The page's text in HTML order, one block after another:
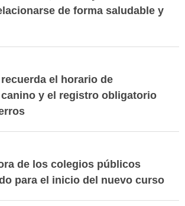
de forma saludable y
el horario de
y el registro obligatorio
de los colegios públicos
para el inicio del nuevo curso